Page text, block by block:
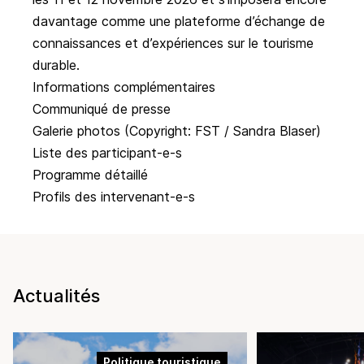
davantage comme une plateforme d’échange de
connaissances et d’expériences sur le tourisme
durable.
Informations complémentaires
Communiqué de presse
Galerie photos (Copyright: FST / Sandra Blaser)
Liste des participant-e-s
Programme détaillé
Profils des intervenant-e-s
Actualités